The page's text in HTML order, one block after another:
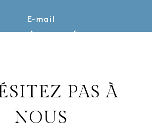
E-mail
caron-elise@orange.fr
PAS À
NOUS